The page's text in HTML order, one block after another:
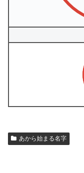
あから始まる名字